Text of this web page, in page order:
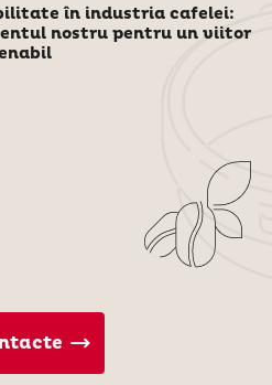
în industria cafelei:
nostru pentru un viitor